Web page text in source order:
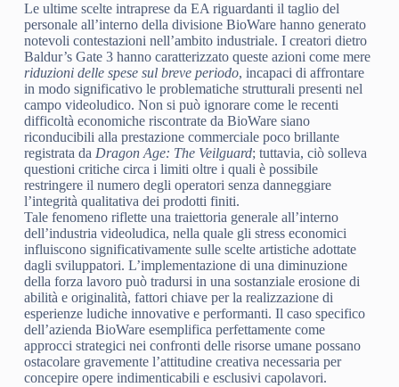
Le ultime scelte intraprese da EA riguardanti il taglio del
personale all’interno della divisione BioWare hanno generato
notevoli contestazioni nell’ambito industriale. I creatori dietro
Baldur’s Gate 3 hanno caratterizzato queste azioni come mere
riduzioni delle spese sul breve periodo, incapaci di affrontare
in modo significativo le problematiche strutturali presenti nel
campo videoludico. Non si può ignorare come le recenti
difficoltà economiche riscontrate da BioWare siano
riconducibili alla prestazione commerciale poco brillante
registrata da Dragon Age: The Veilguard; tuttavia, ciò solleva
questioni critiche circa i limiti oltre i quali è possibile
restringere il numero degli operatori senza danneggiare
l’integrità qualitativa dei prodotti finiti.
Tale fenomeno riflette una traiettoria generale all’interno
dell’industria videoludica, nella quale gli stress economici
influiscono significativamente sulle scelte artistiche adottate
dagli sviluppatori. L’implementazione di una diminuzione
della forza lavoro può tradursi in una sostanziale erosione di
abilità e originalità, fattori chiave per la realizzazione di
esperienze ludiche innovative e performanti. Il caso specifico
dell’azienda BioWare esemplifica perfettamente come
approcci strategici nei confronti delle risorse umane possano
ostacolare gravemente l’attitudine creativa necessaria per
concepire opere indimenticabili e esclusivi capolavori.